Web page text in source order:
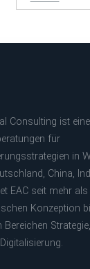
Consulting ist
für
in
China,
EAC seit mehr
Konzeption
Bereichen